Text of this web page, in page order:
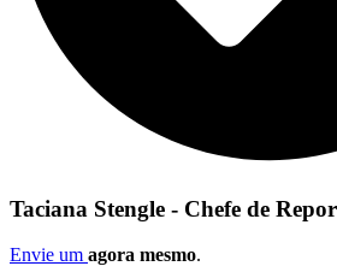
Taciana Stengle - Chefe de
Envie um agora mesmo.